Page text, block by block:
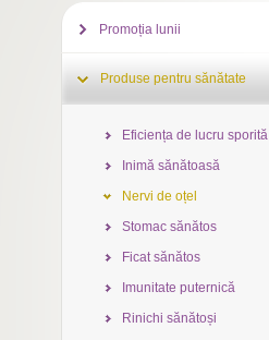
Promoția lunii
Produse pentru sănătate
Eficiența de lucru sporită
Inimă sănătoasă
Nervi de oțel
Stomac sănătos
Ficat sănătos
Imunitate puternică
Rinichi sănătoși